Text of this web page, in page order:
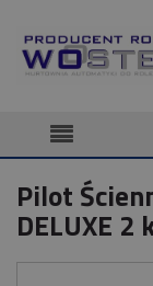
Pilot
DELUXE 2